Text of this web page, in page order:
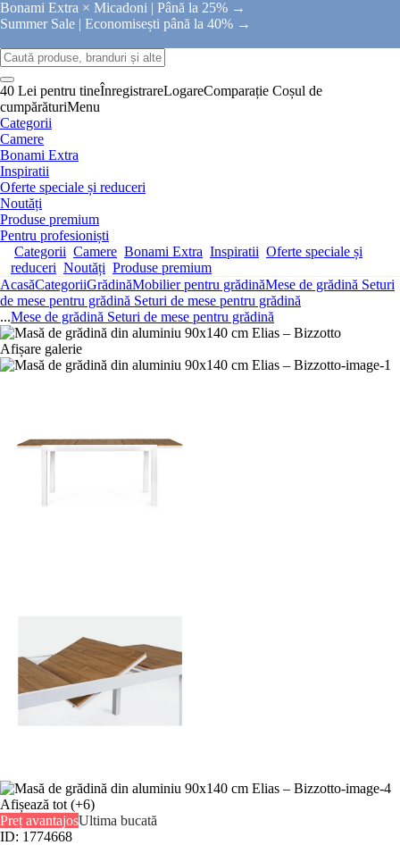
Bonami Extra × Micadoni | Până la 25% →
Summer Sale | Economisești până la 40% →
40 Lei pentru tineÎnregistrareLogareComparație Coșul de
cumpărăturiMenu
Categorii
Camere
Bonami Extra
Inspiratii
Oferte speciale și reduceri
Noutăți
Produse premium
Pentru profesioniști
Categorii Camere Bonami Extra Inspiratii Oferte speciale și
reduceri Noutăți Produse premium
AcasăCategoriiGrădinăMobilier pentru grădinăMese de grădină Seturi
de mese pentru grădină Seturi de mese pentru grădină
...Mese de grădină Seturi de mese pentru grădină
Afișare galerie
Afișează tot (+6)
Preț avantajosUltima bucată
ID: 1774668